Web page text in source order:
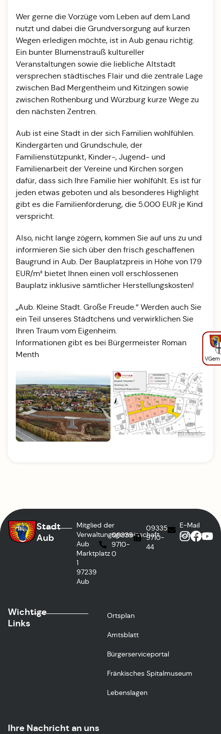
Wer gerne die Vorzüge vom Leben auf dem Land
nutzt und dabei die Grundversorgung auf kurzen
Wegen erledigen möchte, ist in Aub genau richtig.
Ein bunter Blumenstrauß kultureller
Veranstaltungen sowie die liebliche Altstadt
versprechen städtisches Flair und die zentrale Lage
zwischen Bad Mergentheim und Kitzingen sowie
zwischen Rothenburg und Würzburg kurze Wege zu
den nächsten Zentren.
Aub ist eine Stadt in der sich Familien wohlfühlen.
Kindergärten und Grundschule, der
Familienstützpunkt, Kinder-, Jugend- und
Familienarbeit der Vereine und Kirchen sorgen
dafür, dass sich Ihre Familie hier wohlfühlt. Es ist für
jeden etwas geboten und als besonderes Highlight
gibt es die Familienförderung, die 5.000 EUR je Kind
verspricht.
Also, nicht lange zögern, kommen Sie auf uns zu und
informieren Sie sich über den frisch geschaffenen
Baugrund in Aub. Der Bauplatzpreis in Höhe von 179
EUR/m² bietet Ihnen einen voll erschlossenen
Bauplatz inklusive sämtlicher Herstellungskosten!
„Aub. Kleine Stadt. Große Freude.“ Werden auch Sie
ein Teil unseres Städtchens und verwirklichen Sie
Ihren Traum vom Eigenheim.
Informationen gibt es bei Bürgermeister Roman
Menth
Stadt
Aub
Mitglied der
Verwaltungsgemeinschaft
Aub
Marktplatz
1
97239
Aub
09335
9710-
0
09335
9710-
44
E-Mail
schreiben
Wichtige
Links
Ortsplan
Amtsblatt
Bürgerserviceportal
Fränkisches Spitalmuseum
Lebenslagen
Ihre Nachricht an uns